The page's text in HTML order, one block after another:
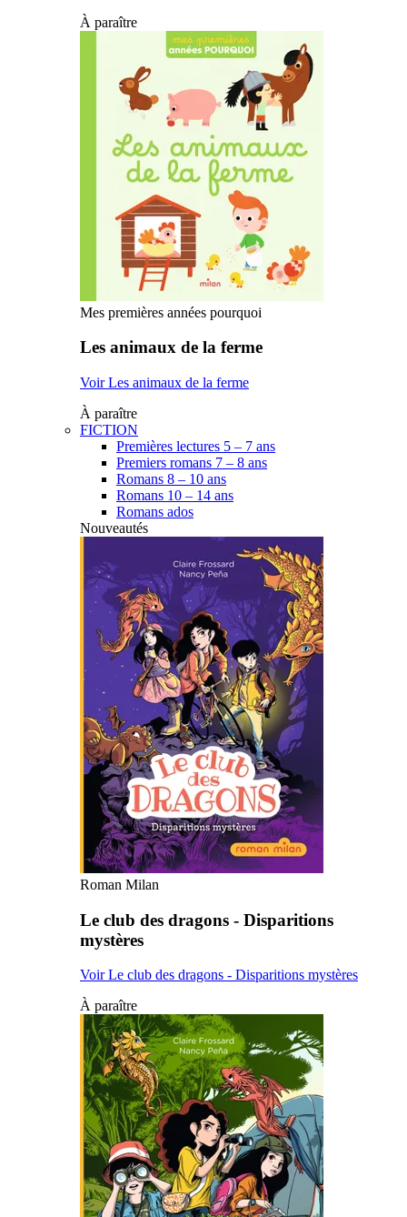
À paraître
Mes premières années pourquoi
Les animaux de la ferme
Voir Les animaux de la ferme
À paraître
FICTION
Premières lectures 5 – 7 ans
Premiers romans 7 – 8 ans
Romans 8 – 10 ans
Romans 10 – 14 ans
Romans ados
Nouveautés
Roman Milan
Le club des dragons - Disparitions
mystères
Voir Le club des dragons - Disparitions mystères
À paraître